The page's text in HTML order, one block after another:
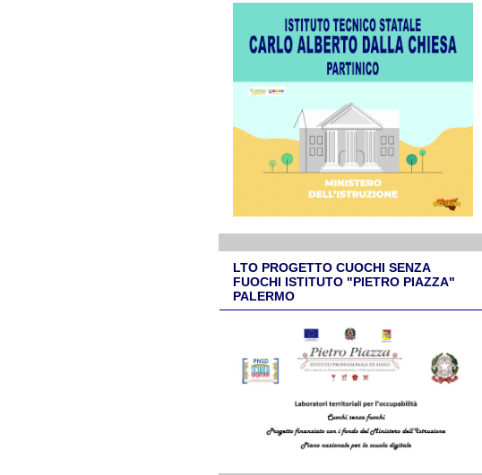
LTO PROGETTO CUOCHI SENZA
FUOCHI ISTITUTO "PIETRO PIAZZA"
PALERMO